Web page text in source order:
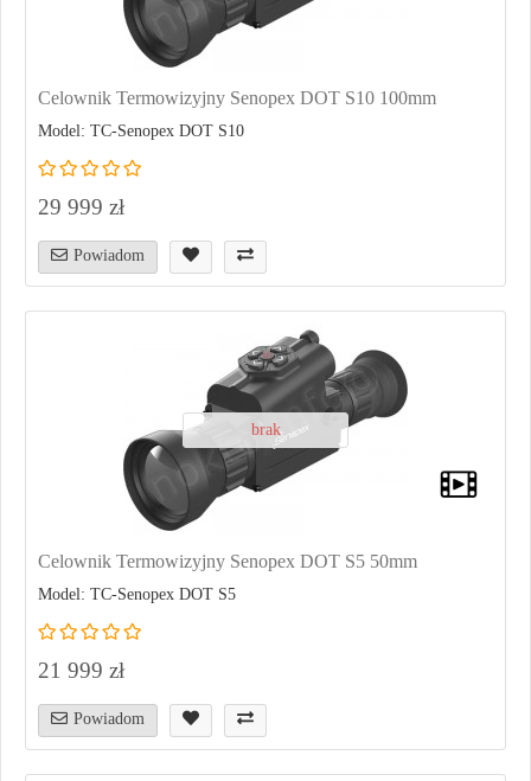
Celownik Termowizyjny Senopex DOT S10 100mm
Model: TC-Senopex DOT S10
29 999 zł
Powiadom
brak
Celownik Termowizyjny Senopex DOT S5 50mm
Model: TC-Senopex DOT S5
21 999 zł
Powiadom